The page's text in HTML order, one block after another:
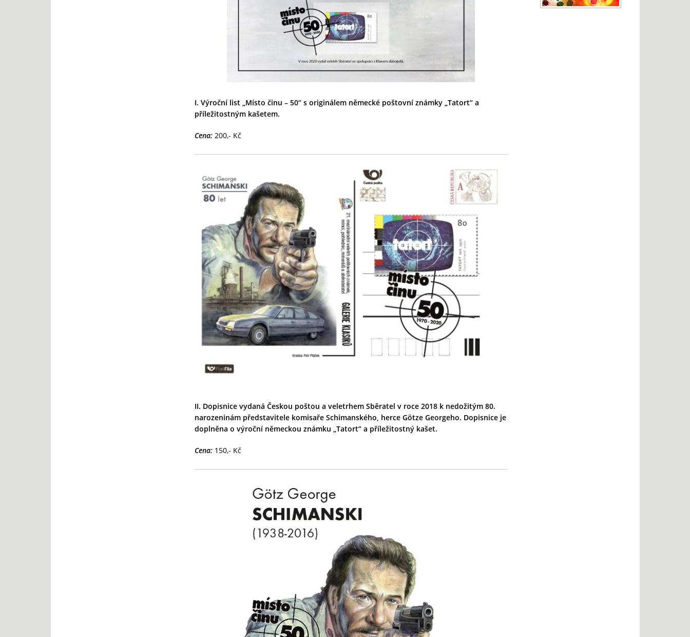
I. Výroční list „Místo činu – 50“ s originálem německé poštovní známky „Tatort“ a
příležitostným kašetem.
Cena: 200,- Kč
II. Dopisnice vydaná Českou poštou a veletrhem Sběratel v roce 2018 k nedožitým 80.
narozeninám představitele komisaře Schimanského, herce Götze Georgeho. Dopisnice je
doplněna o výroční německou známku „Tatort“ a příležitostný kašet.
Cena: 150,- Kč